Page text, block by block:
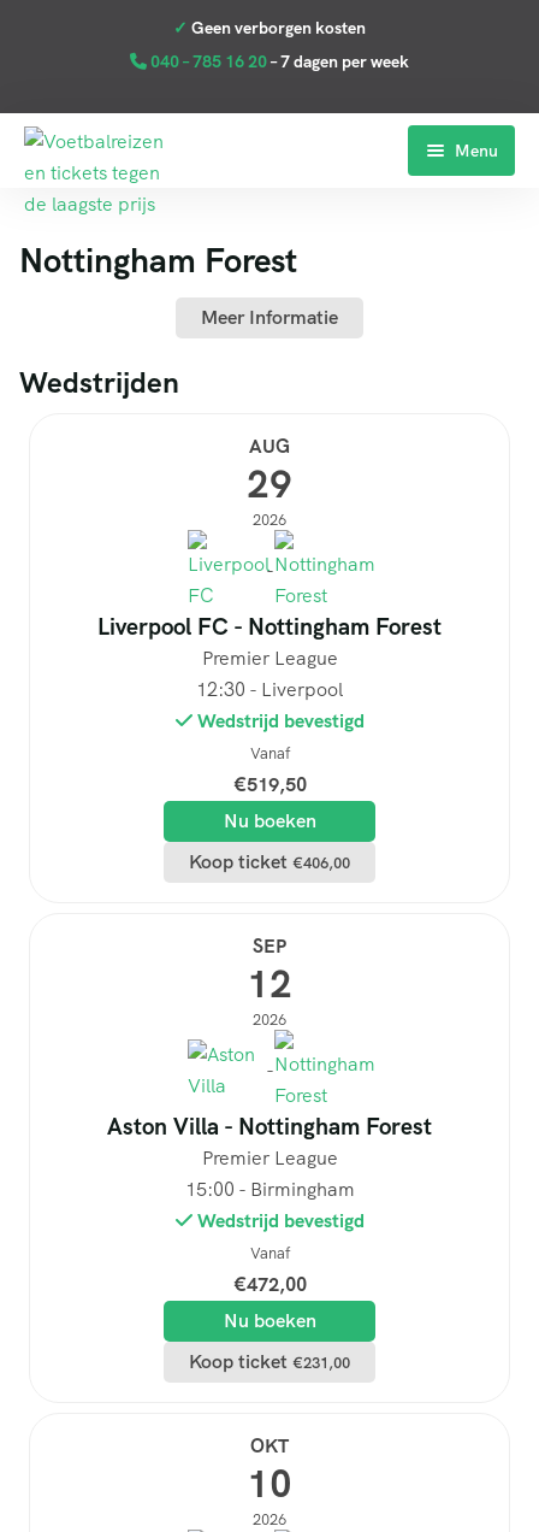
040 – 785 16 20– 7 dagen per week
Menu
Premier League
La Liga
Clubs
Reviews
Contact
Nottingham Forest
Meer Informatie
Wedstrijden
AUG
29
2026
-
Liverpool FC - Nottingham Forest
Premier League
12:30 - Liverpool
Wedstrijd bevestigd
Vanaf
€519,50
Nu boeken
Koop ticket €406,00
SEP
12
2026
-
Aston Villa - Nottingham Forest
Premier League
15:00 - Birmingham
Wedstrijd bevestigd
Vanaf
€472,00
Nu boeken
Koop ticket €231,00
OKT
10
2026